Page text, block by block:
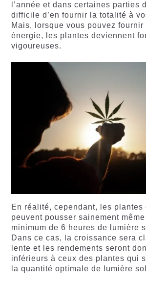
l’année et dans certaines parties
difficile d’en fournir la totalité à
Mais, lorsque vous pouvez fournir
énergie, les plantes deviennent
vigoureuses.
En réalité, cependant, les plantes
peuvent pousser sainement
minimum de 6 heures de lumière
Dans ce cas, la croissance sera
lente et les rendements seront
inférieurs à ceux des plantes qui
la quantité optimale de lumière